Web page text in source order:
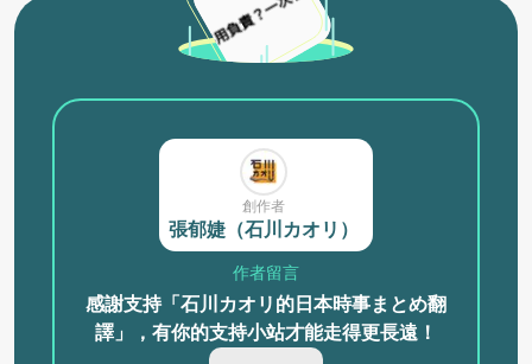
創作者
張郁婕（石川カオリ）
作者留言
感謝支持「石川カオリ的日本時事まとめ翻
譯」，有你的支持小站才能走得更長遠！